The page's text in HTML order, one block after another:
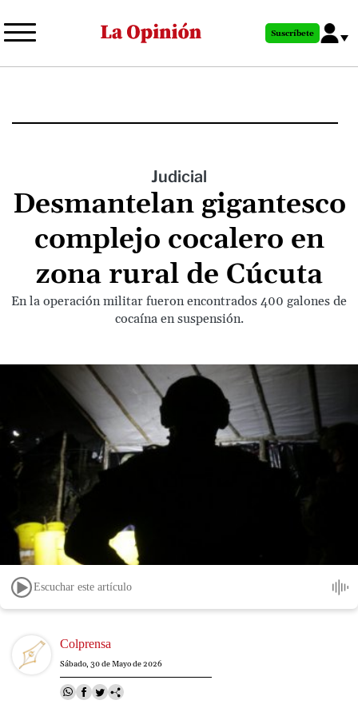
al
principal
Suscríbete
Judicial
Desmantelan gigantesco
complejo cocalero en
zona rural de Cúcuta
En la operación militar fueron encontrados 400 galones de
cocaína en suspensión.
Escuchar este artículo
Image Colprensa
Sábado, 30 de Mayo de 2026